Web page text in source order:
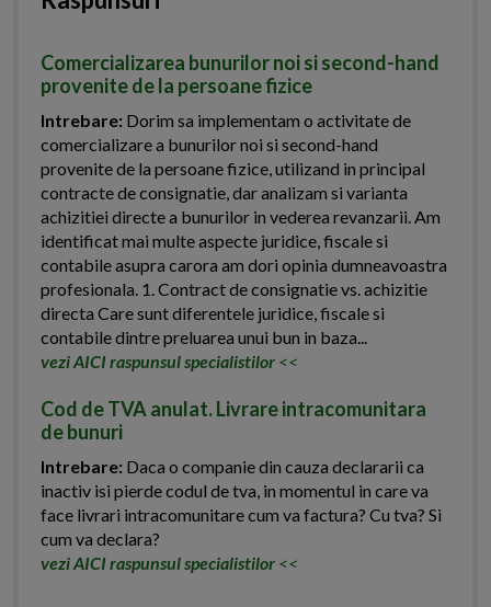
Comercializarea bunurilor noi si second-hand
provenite de la persoane fizice
Intrebare: Dorim sa implementam o activitate de
comercializare a bunurilor noi si second-hand
provenite de la persoane fizice, utilizand in principal
contracte de consignatie, dar analizam si varianta
achizitiei directe a bunurilor in vederea revanzarii. Am
identificat mai multe aspecte juridice, fiscale si
contabile asupra carora am dori opinia dumneavoastra
profesionala. 1. Contract de consignatie vs. achizitie
directa Care sunt diferentele juridice, fiscale si
contabile dintre preluarea unui bun in baza...
vezi AICI raspunsul specialistilor <<
Cod de TVA anulat. Livrare intracomunitara
de bunuri
Intrebare: Daca o companie din cauza declararii ca
inactiv isi pierde codul de tva, in momentul in care va
face livrari intracomunitare cum va factura? Cu tva? Si
cum va declara?
vezi AICI raspunsul specialistilor <<